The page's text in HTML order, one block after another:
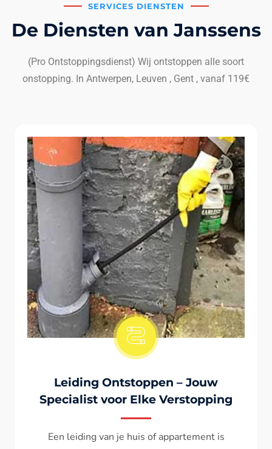
SERVICES DIENSTEN
De Diensten van Janssens
(Pro Ontstoppingsdienst) Wij ontstoppen alle soort
onstopping. In Antwerpen, Leuven , Gent , vanaf 119€
Onstopping Van Wc-Tiolet
Wc spoelt niet meer door ? het water komt
terug ? ontstoppen wc , ontstopping wc , wc